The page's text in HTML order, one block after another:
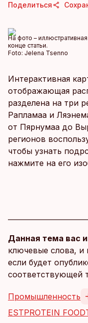
Поделиться
На фото –
конце статьи.
Foto: Jelena Tsenno
Интерактивная
отображающая
разделена на три
Рапламаа и
от Пярнумаа до
регионов
чтобы узнать
нажмите на его
Данная тема вас
ключевые слова, и
если будет
соответствующей
Промышленность
ESTPROTEIN